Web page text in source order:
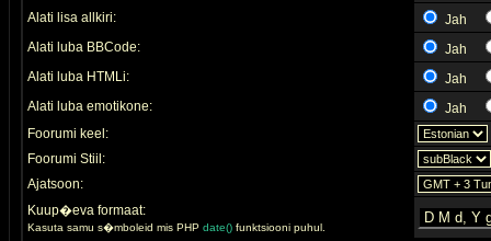
Alati lisa allkiri:
Jah
Alati luba BBCode:
Jah
Alati luba HTMLi:
Jah
Alati luba emotikone:
Jah
Foorumi keel:
Foorumi Stiil:
Ajatsoon:
Kuup�eva formaat:
Kasuta samu s�mboleid mis PHP date() funktsiooni puhul.